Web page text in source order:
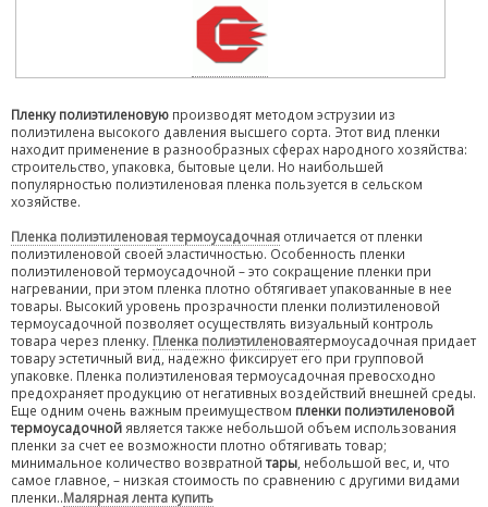
Пленку полиэтиленовую производят методом эструзии из
полиэтилена высокого давления высшего сорта. Этот вид пленки
находит применение в разнообразных сферах народного хозяйства:
строительство, упаковка, бытовые цели. Но наибольшей
популярностью полиэтиленовая пленка пользуется в сельском
хозяйстве.
Пленка полиэтиленовая термоусадочная отличается от пленки
полиэтиленовой своей эластичностью. Особенность пленки
полиэтиленовой термоусадочной – это сокращение пленки при
нагревании, при этом пленка плотно обтягивает упакованные в нее
товары. Высокий уровень прозрачности пленки полиэтиленовой
термоусадочной позволяет осуществлять визуальный контроль
товара через пленку. Пленка полиэтиленоваятермоусадочная придает
товару эстетичный вид, надежно фиксирует его при групповой
упаковке. Пленка полиэтиленовая термоусадочная превосходно
предохраняет продукцию от негативных воздействий внешней среды.
Еще одним очень важным преимуществом пленки полиэтиленовой
термоусадочной является также небольшой объем использования
пленки за счет ее возможности плотно обтягивать товар;
минимальное количество возвратной тары , небольшой вес, и, что
самое главное, – низкая стоимость по сравнению с другими видами
пленки..Малярная лента купить